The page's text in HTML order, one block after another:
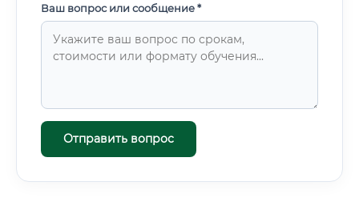
Ваш вопрос или сообщение *
Отправить вопрос